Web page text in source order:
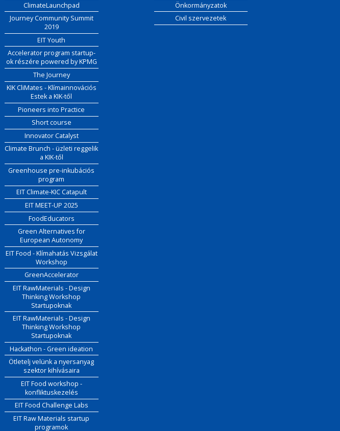
ClimateLaunchpad
Journey Community Summit
2019
EIT Youth
Accelerator program startup-
ok részére powered by KPMG
The Journey
KIK CliMates - Klímainnovációs
Estek a KIK-től
Pioneers into Practice
Short course
Innovator Catalyst
Climate Brunch - üzleti reggelik
a KIK-től
Greenhouse pre-inkubációs
program
EIT Climate-KIC Catapult
EIT MEET-UP 2025
FoodEducators
Green Alternatives for
European Autonomy
EIT Food - Klímahatás Vizsgálat
Workshop
GreenAccelerator
EIT RawMaterials - Design
Thinking Workshop
Startupoknak
EIT RawMaterials - Design
Thinking Workshop
Startupoknak
Hackathon - Green ideation
Ötletelj velünk a nyersanyag
szektor kihívásaira
EIT Food workshop -
konfliktuskezelés
EIT Food Challenge Labs
EIT Raw Materials startup
programok
Önkormányzatok
Civil szervezetek